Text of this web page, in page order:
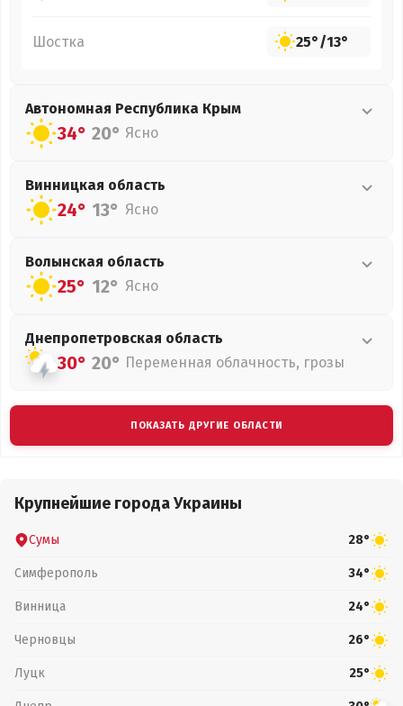
Шостка 25°/13°
Автономная Республика Крым
34° 20° Ясно
Винницкая область
24° 13° Ясно
Волынская область
25° 12° Ясно
Днепропетровская область
30° 20° Переменная облачность, грозы
ПОКАЗАТЬ ДРУГИЕ ОБЛАСТИ
Крупнейшие города Украины
Сумы 28°
Симферополь 34°
Винница 24°
Черновцы 26°
Луцк 25°